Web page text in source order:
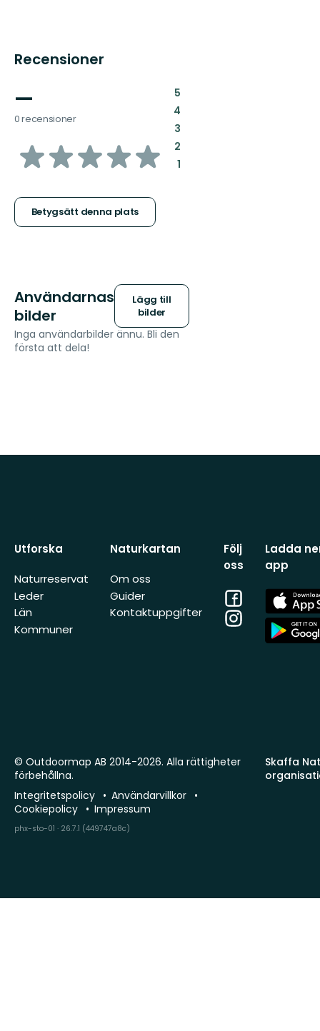
Recensioner
—
0 recensioner
av
stjärnor
Betygsätt denna plats
5:
4:
3:
2:
1:
Användarnas
bilder
Lägg till
bilder
Inga användarbilder ännu. Bli den
första att dela!
Utforska
Naturreservat
Leder
Län
Kommuner
Naturkartan
Om oss
Guider
Kontaktuppgifter
Följ
oss
Facebook
Instagram
Ladda
app
App
Store
App
Store
Skaffa
© Outdoormap AB 2014-2026. Alla rättigheter
förbehållna.
Integritetspolicy
Användarvillkor
Cookiepolicy
Impressum
phx-sto-01 · 26.7.1 (449747a8c)